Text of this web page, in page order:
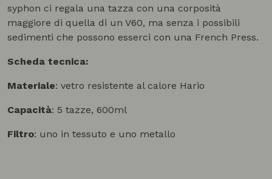
syphon ci regala una tazza con una corposità
maggiore di quella di un V60, ma senza i possibili
sedimenti che possono esserci con una French Press.
Scheda tecnica:
Materiale: vetro resistente al calore Hario
Capacità: 5 tazze, 600ml
Filtro: uno in tessuto e uno metallo